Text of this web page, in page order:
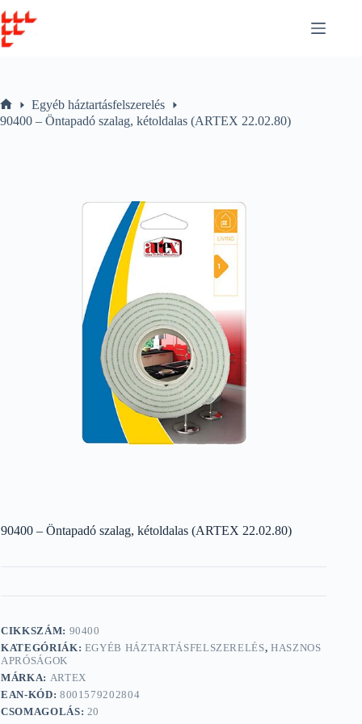
to
content
Home
Egyéb háztartásfelszerelés
90400 – Öntapadó szalag, kétoldalas (ARTEX 22.02.80)
90400 – Öntapadó szalag, kétoldalas (ARTEX 22.02.80)
CIKKSZÁM: 90400
KATEGÓRIÁK: EGYÉB HÁZTARTÁSFELSZERELÉS,HASZNOS
APRÓSÁGOK
MÁRKA: ARTEX
EAN-KÓD: 8001579202804
CSOMAGOLÁS: 20